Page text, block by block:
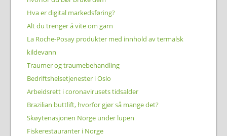
Hva er digital markedsføring?
Alt du trenger å vite om garn
La Roche-Posay produkter med innhold av termalsk
kildevann
Traumer og traumebehandling
Bedriftshelsetjenester i Oslo
Arbeidsrett i coronavirusets tidsalder
Brazilian buttlift, hvorfor gjør så mange det?
Skøytenasjonen Norge under lupen
Fiskerestauranter i Norge